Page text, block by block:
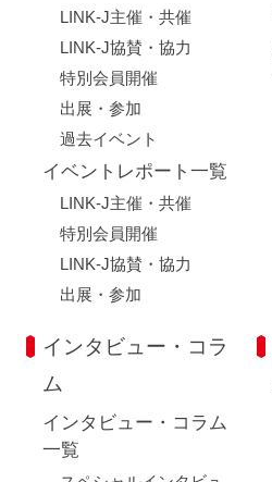
LINK-J主催・共催
LINK-J協賛・協力
特別会員開催
出展・参加
過去イベント
イベントレポート一覧
LINK-J主催・共催
特別会員開催
LINK-J協賛・協力
出展・参加
インタビュー・コラ
ム
インタビュー・コラム
一覧